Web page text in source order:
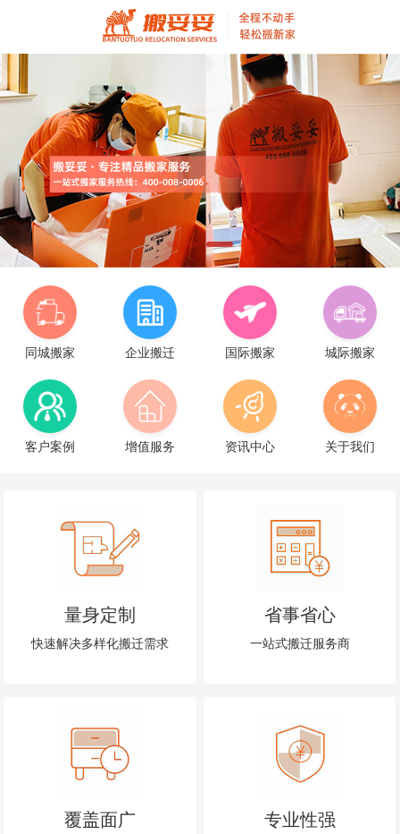
同城搬家 企业搬迁 国际搬家 城际搬家
客户案例 增值服务 资讯中心 关于我们
量身定制
快速解决多样化搬迁需求
省事省心
一站式搬迁服务商
覆盖面广 专业性强